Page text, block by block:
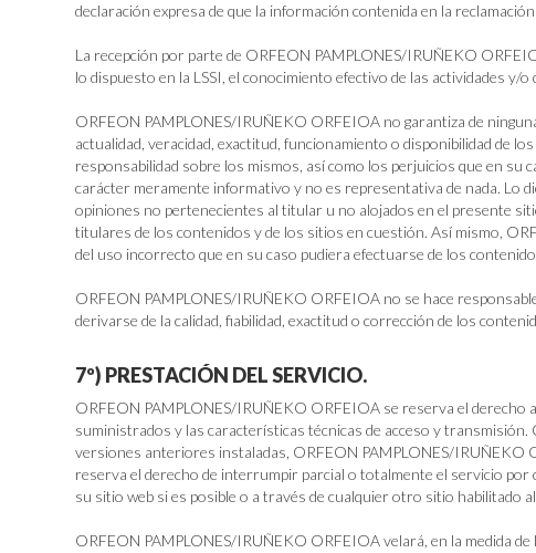
declaración expresa de que la información contenida en la reclamación
La recepción por parte de ORFEON PAMPLONES/IRUÑEKO
lo dispuesto en la LSSI, el conocimiento efectivo de las actividades y/
ORFEON PAMPLONES/IRUÑEKO ORFEIOA no garantiza de
actualidad, veracidad, exactitud, funcionamiento o disponibilidad de
responsabilidad sobre los mismos, así como los perjuicios que en su
carácter meramente informativo y no es representativa de nada. Lo
opiniones no pertenecientes al titular u no alojados en el presente
titulares de los contenidos y de los sitios en cuestión. Así mismo,
del uso incorrecto que en su caso pudiera efectuarse de los
ORFEON PAMPLONES/IRUÑEKO ORFEIOA no se hace
derivarse de la calidad, fiabilidad, exactitud o corrección de los
7º) PRESTACIÓN DEL SERVICIO.
ORFEON PAMPLONES/IRUÑEKO ORFEIOA se reserva el
suministrados y las características técnicas de acceso y
versiones anteriores instaladas, ORFEON PAMPLONES/IRUÑEKO
reserva el derecho de interrumpir parcial o totalmente el servicio
su sitio web si es posible o a través de cualquier otro sitio habilitado
ORFEON PAMPLONES/IRUÑEKO ORFEIOA velará, en la medida